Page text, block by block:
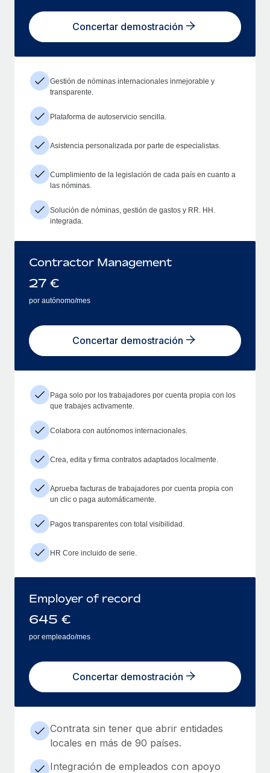
Concertar demostración
Gestión de nóminas internacionales inmejorable y
transparente.
Plataforma de autoservicio sencilla.
Asistencia personalizada por parte de especialistas.
Cumplimiento de la legislación de cada país en cuanto a
las nóminas.
Solución de nóminas, gestión de gastos y RR. HH.
integrada.
Contractor Management
27 €
por autónomo/mes
Concertar demostración
Paga solo por los trabajadores por cuenta propia con los
que trabajes activamente.
Colabora con autónomos internacionales.
Crea, edita y firma contratos adaptados localmente.
Aprueba facturas de trabajadores por cuenta propia con
un clic o paga automáticamente.
Pagos transparentes con total visibilidad.
HR Core incluido de serie.
Employer of record
645 €
por empleado/mes
Concertar demostración
Contrata sin tener que abrir entidades
locales en más de 90 países.
Integración de empleados con apoyo